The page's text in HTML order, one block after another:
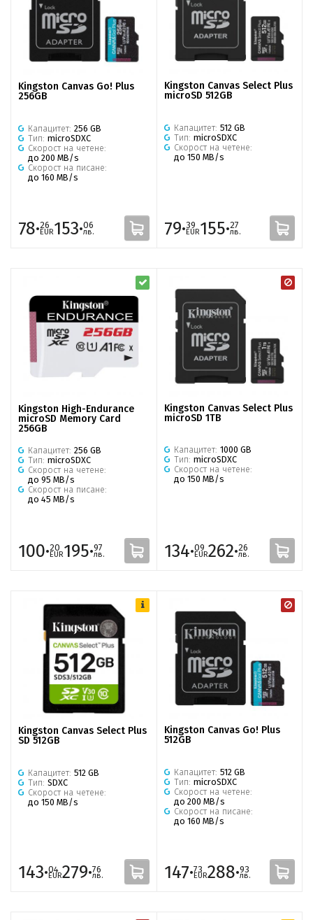
Kingston Canvas Go! Plus
256GB
Капацитет: 256 GB
Тип: microSDXC
Скорост на четене:
до 200 MB/s
Скорост на писане:
до 160 MB/s
78·26
EUR153·06
лв.
Kingston Canvas Select Plus
microSD 512GB
Капацитет: 512 GB
Тип: microSDXC
Скорост на четене:
до 150 MB/s
79·39
EUR155·27
лв.
Kingston High-Endurance
microSD Memory Card
256GB
Капацитет: 256 GB
Тип: microSDXC
Скорост на четене:
до 95 MB/s
Скорост на писане:
до 45 MB/s
100·20
EUR195·97
лв.
Kingston Canvas Select Plus
microSD 1TB
Капацитет: 1000 GB
Тип: microSDXC
Скорост на четене:
до 150 MB/s
134·09
EUR262·26
лв.
Kingston Canvas Select Plus
SD 512GB
Капацитет: 512 GB
Тип: SDXC
Скорост на четене:
до 150 MB/s
143·04
EUR279·76
лв.
Kingston Canvas Go! Plus
512GB
Капацитет: 512 GB
Тип: microSDXC
Скорост на четене:
до 200 MB/s
Скорост на писане:
до 160 MB/s
147·73
EUR288·93
лв.